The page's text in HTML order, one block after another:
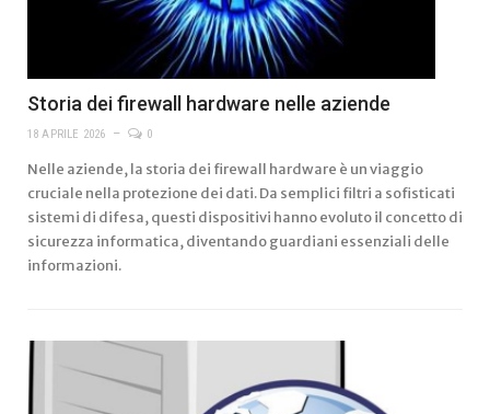
Storia dei firewall hardware nelle aziende
18 APRILE 2026 0
Nelle aziende, la storia dei firewall hardware è un viaggio
cruciale nella protezione dei dati. Da semplici filtri a sofisticati
sistemi di difesa, questi dispositivi hanno evoluto il concetto di
sicurezza informatica, diventando guardiani essenziali delle
informazioni.